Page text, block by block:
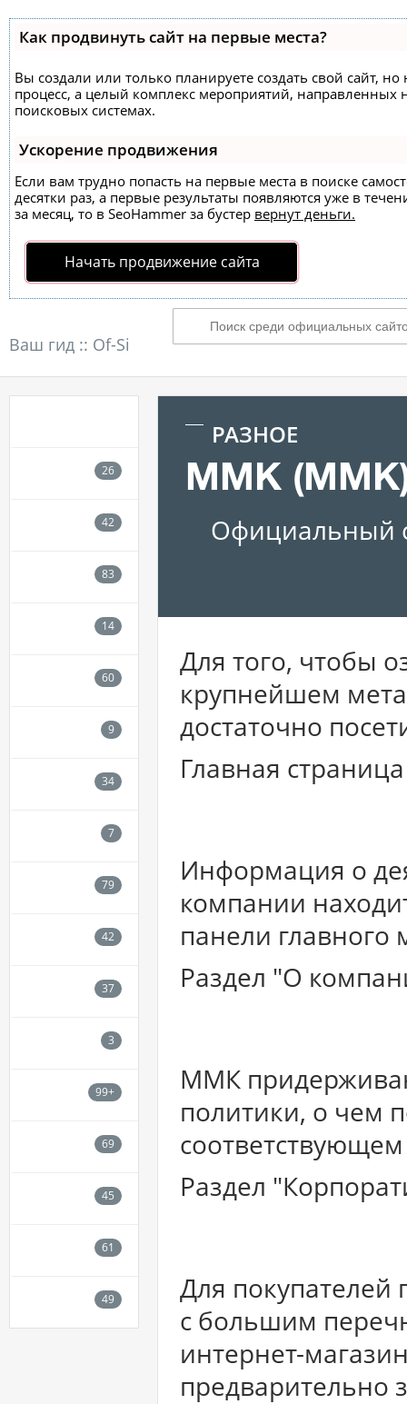
Как продвинуть сайт на первые места?
Вы создали или только планируете создать свой сайт,
процесс, а целый комплекс мероприятий,
поисковых системах.
Ускорение продвижения
Если вам трудно попасть на первые места в поиске
десятки раз, а первые результаты появляются уже в
за месяц, то в SeoHammer за бустер вернут деньги.
Начать продвижение сайта
Ваш гид :: Of-Si
РАЗНОЕ
ММК
Официальный
Для того, чтобы
крупнейшем
достаточно
Главная страница
Информация о
компании
панели главного
Раздел "О
ММК
политики, о чем
Раздел
Для покупателей
с большим
интернет-
предварительно